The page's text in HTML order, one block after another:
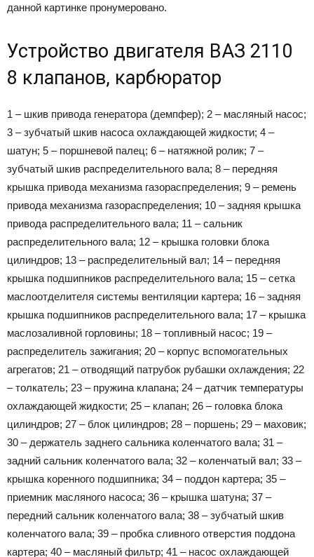
данной картинке пронумеровано.
Устройство двигателя ВАЗ 2110
8 клапанов, карбюратор
1 – шкив привода генератора (демпфер); 2 – масляный насос;
3 – зубчатый шкив насоса охлаждающей жидкости; 4 –
шатун; 5 – поршневой палец; 6 – натяжной ролик; 7 –
зубчатый шкив распределительного вала; 8 – передняя
крышка привода механизма газораспределения; 9 – ремень
привода механизма газораспределения; 10 – задняя крышка
привода распределительного вала; 11 – сальник
распределительного вала; 12 – крышка головки блока
цилиндров; 13 – распределительный вал; 14 – передняя
крышка подшипников распределительного вала; 15 – сетка
маслоотделителя системы вентиляции картера; 16 – задняя
крышка подшипников распределительного вала; 17 – крышка
маслозаливной горловины; 18 – топливный насос; 19 –
распределитель зажигания; 20 – корпус вспомогательных
агрегатов; 21 – отводящий патрубок рубашки охлаждения; 22
– толкатель; 23 – пружина клапана; 24 – датчик температуры
охлаждающей жидкости; 25 – клапан; 26 – головка блока
цилиндров; 27 – блок цилиндров; 28 – поршень; 29 – маховик;
30 – держатель заднего сальника коленчатого вала; 31 –
задний сальник коленчатого вала; 32 – коленчатый вал; 33 –
крышка коренного подшипника; 34 – поддон картера; 35 –
приемник масляного насоса; 36 – крышка шатуна; 37 –
передний сальник коленчатого вала; 38 – зубчатый шкив
коленчатого вала; 39 – пробка сливного отверстия поддона
картера; 40 – масляный фильтр; 41 – насос охлаждающей